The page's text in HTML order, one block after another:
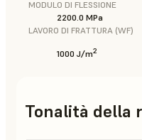
MODULO DI FLESSIONE
2200.0 MPa
LAVORO DI FRATTURA (WF)
1000 J/m2
Tonalità della